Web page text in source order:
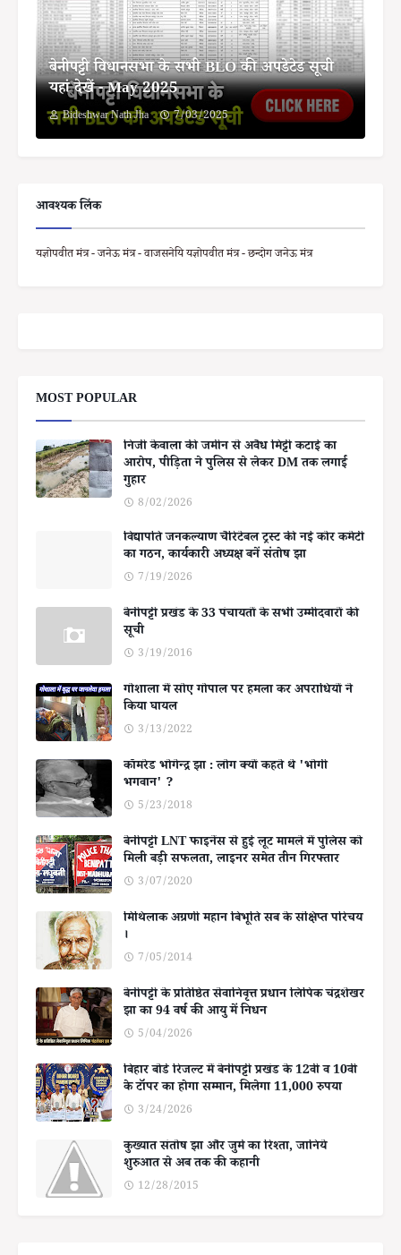
बेनीपट्टी विधानसभा के सभी BLO की अपडेटेड सूची
यहां देखें - May 2025
Bideshwar Nath Jha 7/03/2025
आवश्यक लिंक
यज्ञोपवीत मंत्र - जनेऊ मंत्र - वाजसनेयि यज्ञोपवीत मंत्र - छन्दोग जनेऊ मंत्र
MOST POPULAR
निजी केवाला की जमीन से अवैध मिट्टी कटाई का
आरोप, पीड़िता ने पुलिस से लेकर DM तक लगाई
गुहार
8/02/2026
विद्यापति जनकल्याण चैरिटेबल ट्रस्ट की नई कोर कमेटी
का गठन, कार्यकारी अध्यक्ष बनें संतोष झा
7/19/2026
बेनीपट्टी प्रखंड के 33 पंचायतों के सभी उम्मीदवारों की
सूची
3/19/2016
गोशाला में सोए गोपाल पर हमला कर अपराधियों ने
किया घायल
3/13/2022
कॉमरेड भोगेन्द्र झा : लोग क्यों कहते थे 'भोगी
भगवान' ?
5/23/2018
बेनीपट्टी LNT फाइनेंस से हुई लूट मामले में पुलिस को
मिली बड़ी सफलता, लाइनर समेत तीन गिरफ्तार
3/07/2020
मिथिलाक अग्रणी महान बिभूति सब के संक्षिप्त परिचय
।
7/05/2014
बेनीपट्टी के प्रतिष्ठित सेवानिवृत्त प्रधान लिपिक चंद्रशेखर
झा का 94 वर्ष की आयु में निधन
5/04/2026
बिहार बोर्ड रिजल्ट में बेनीपट्टी प्रखंड के 12वीं व 10वीं
के टॉपर का होगा सम्मान, मिलेगा 11,000 रुपया
3/24/2026
कुख्यात संतोष झा और जुर्म का रिश्ता, जानिये
शुरुआत से अब तक की कहानी
12/28/2015